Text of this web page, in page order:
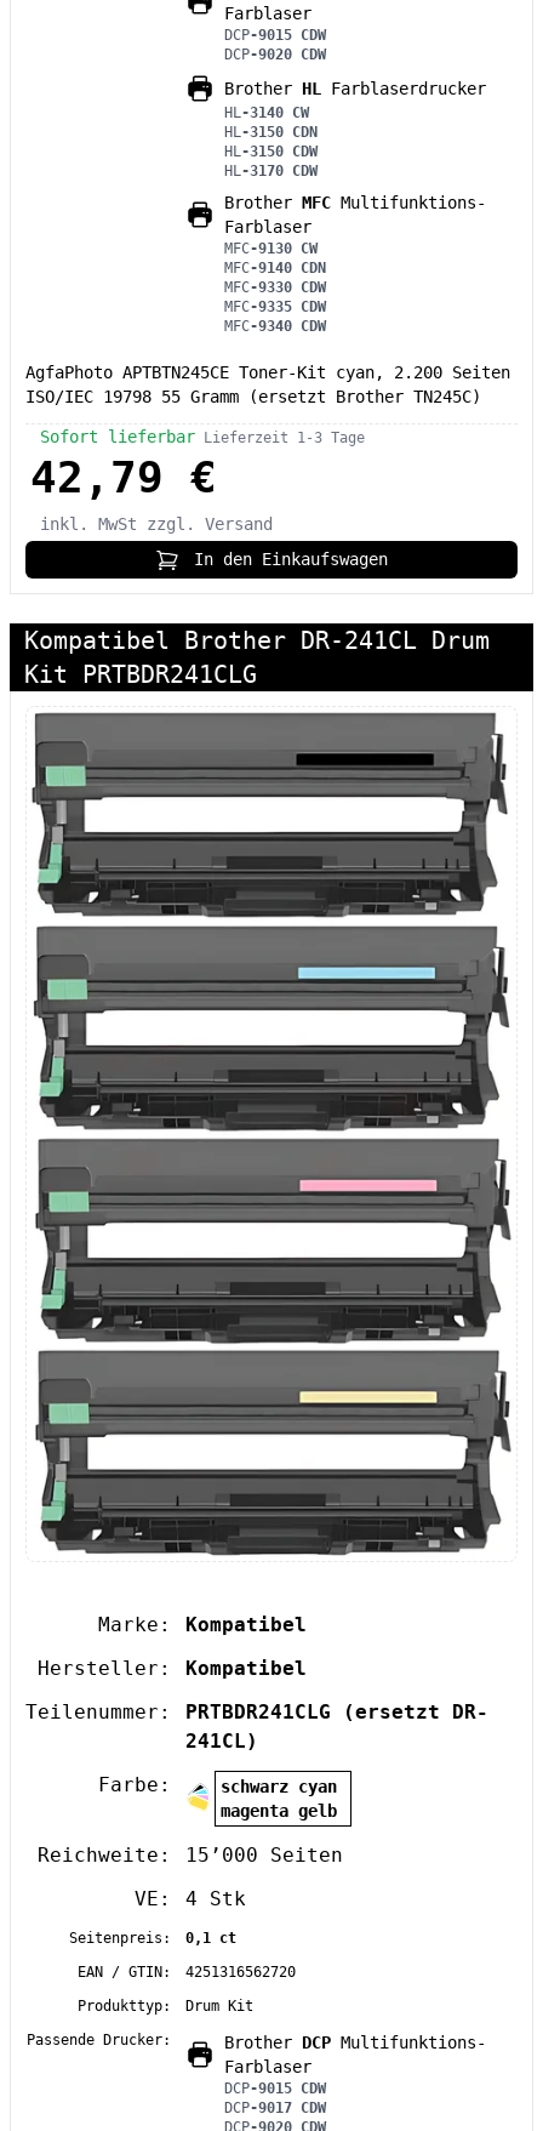
Farblaser
DCP-9015 CDW
DCP-9020 CDW
Brother HL Farblaserdrucker
HL-3140 CW
HL-3150 CDN
HL-3150 CDW
HL-3170 CDW
Brother MFC Multifunktions-
Farblaser
MFC-9130 CW
MFC-9140 CDN
MFC-9330 CDW
MFC-9335 CDW
MFC-9340 CDW
AgfaPhoto APTBTN245CE Toner-Kit cyan, 2.200 Seiten
ISO/IEC 19798 55 Gramm (ersetzt Brother TN245C)
Sofort lieferbar Lieferzeit 1-3 Tage
42,79 €
inkl. MwSt
zzgl. Versand
In den Einkaufswagen
Kompatibel Brother DR-241CL Drum
Kit PRTBDR241CLG
Marke:
Kompatibel
Hersteller:
Kompatibel
Teilenummer:
PRTBDR241CLG
(ersetzt DR-
241CL)
Farbe:
schwarz cyan
magenta gelb
Reichweite:
15’000 Seiten
VE:
4 Stk
Seitenpreis:
0,1 ct
EAN / GTIN:
4251316562720
Produkttyp:
Drum Kit
Passende Drucker:
Brother DCP Multifunktions-
Farblaser
DCP-9015 CDW
DCP-9017 CDW
DCP-9020 CDW